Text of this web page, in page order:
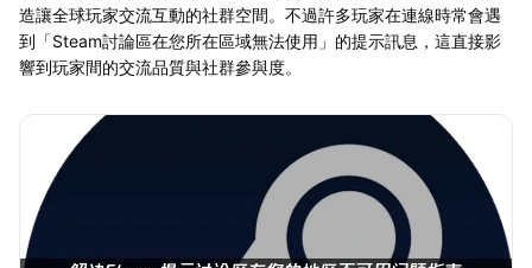
造讓全球玩家交流互動的社群空間。不過許多玩家在連線時常會遇
到「Steam討論區在您所在區域無法使用」的提示訊息，這直接影
響到玩家間的交流品質與社群參與度。